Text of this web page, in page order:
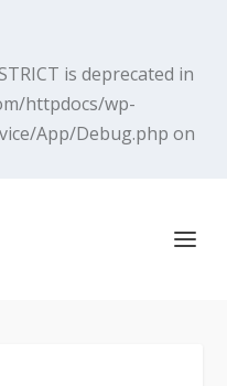
is deprecated in
httpdocs/wp-
App/Debug.php on